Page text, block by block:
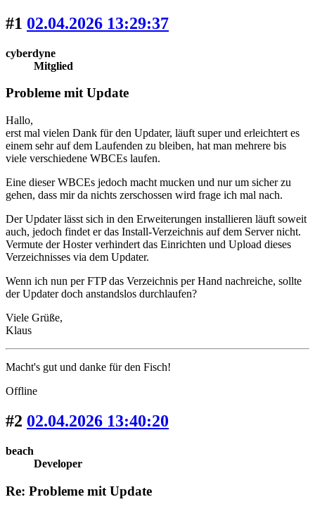
#1 02.04.2026 13:29:37
cyberdyne
Mitglied
Probleme mit Update
Hallo,
erst mal vielen Dank für den Updater, läuft super und erleichtert es
einem sehr auf dem Laufenden zu bleiben, hat man mehrere bis
viele verschiedene WBCEs laufen.
Eine dieser WBCEs jedoch macht mucken und nur um sicher zu
gehen, dass mir da nichts zerschossen wird frage ich mal nach.
Der Updater lässt sich in den Erweiterungen installieren läuft soweit
auch, jedoch findet er das Install-Verzeichnis auf dem Server nicht.
Vermute der Hoster verhindert das Einrichten und Upload dieses
Verzeichnisses via dem Updater.
Wenn ich nun per FTP das Verzeichnis per Hand nachreiche, sollte
der Updater doch anstandslos durchlaufen?
Viele Grüße,
Klaus
Macht's gut und danke für den Fisch!
Offline
#2 02.04.2026 13:40:20
beach
Developer
Re: Probleme mit Update